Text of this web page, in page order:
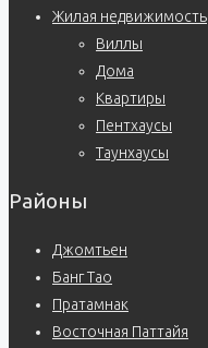
Жилая недвижимость
Виллы
Дома
Квартиры
Пентхаусы
Таунхаусы
Районы
Джомтьен
Банг Тао
Пратамнак
Восточная Паттайя